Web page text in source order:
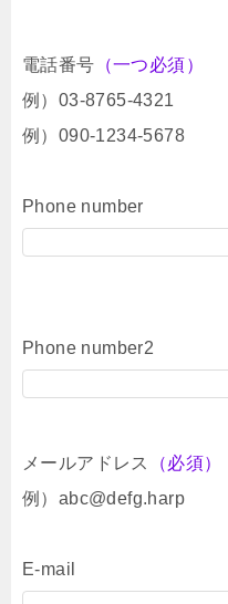
電話番号 （一つ必須）
例）03-8765-4321
例）090-1234-5678
Phone number
Phone number2
メールアドレス
（必須）
例）abc@defg.harp
E-mail